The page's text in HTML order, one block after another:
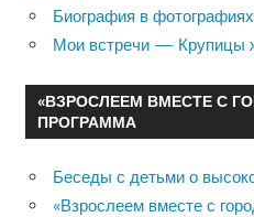
Биография в фотографиях
Мои встречи — Крупицы
«ВЗРОСЛЕЕМ ВМЕСТЕ С
ПРОГРАММА
Беседы с детьми о
«Взрослеем вместе с